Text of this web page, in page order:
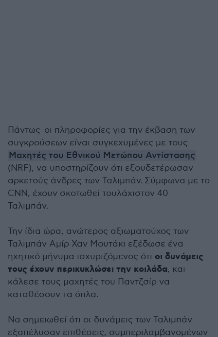
Πάντως οι πληροφορίες για την έκβαση των
συγκρούσεων είναι συγκεχυμένες με τους
Μαχητές του Εθνικού Μετώπου Αντίστασης
(NRF), να υποστηρίζουν ότι εξουδετέρωσαν
αρκετούς άνδρες των Ταλιμπάν. Σύμφωνα με το
CNN, έχουν σκοτωθεί τουλάχιστον 40
Ταλιμπάν.
Την ίδια ώρα, ανώτερος αξιωματούχος των
Ταλιμπάν Αμίρ Χαν Μουτάκι εξέδωσε ένα
ηχητικό μήνυμα ισχυριζόμενος ότι οι δυνάμεις
τους έχουν περικυκλώσει την κοιλάδα, και
κάλεσε τους μαχητές του Παντζσίρ να
καταθέσουν τα όπλα.
Να σημειωθεί ότι οι δυνάμεις των Ταλιμπάν
εξαπέλυσαν επιθέσεις, συμπεριλαμβανομένων